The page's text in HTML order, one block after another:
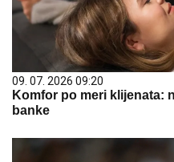
09. 07. 2026 09:20
Komfor po meri klijenata:
banke